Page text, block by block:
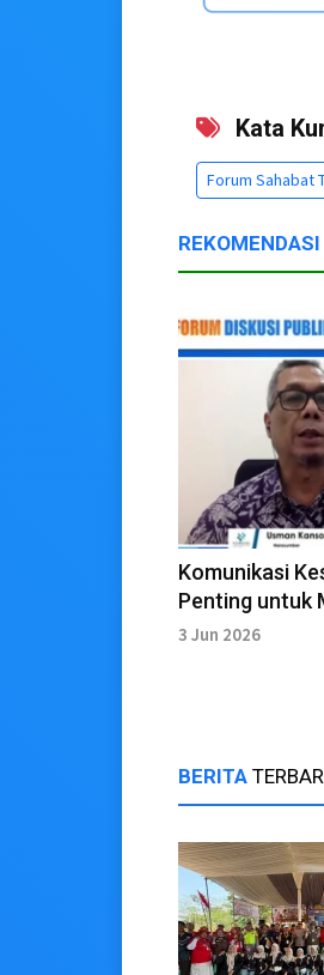
Kata
Forum Sahabat
REKOMENDASI
Komunikasi
Penting untuk
Perilaku Hidup
3 Jun 2026
BERITA